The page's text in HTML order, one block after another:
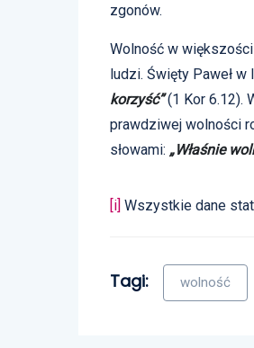
zgonów.
Wolność w
ludzi. Święty Paweł w
korzyść”(1 Kor 6.12).
prawdziwej wolności
słowami: „Właśnie
[i] Wszystkie dane
Tagi: wolność